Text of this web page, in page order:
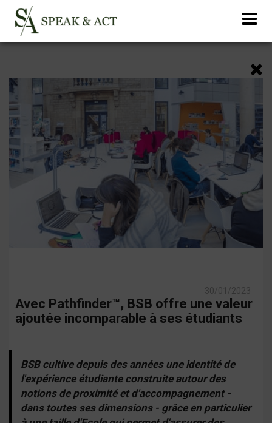
30/01/2023
Avec Pathfinder™, BSB offre une valeur
ajoutée incomparable à ses étudiants
BSB cultive depuis des années une identité de
l'expérience étudiante construite autour des
notions de proximité et d'accompagnement -
dans toutes ses dimensions - grâce en particulier